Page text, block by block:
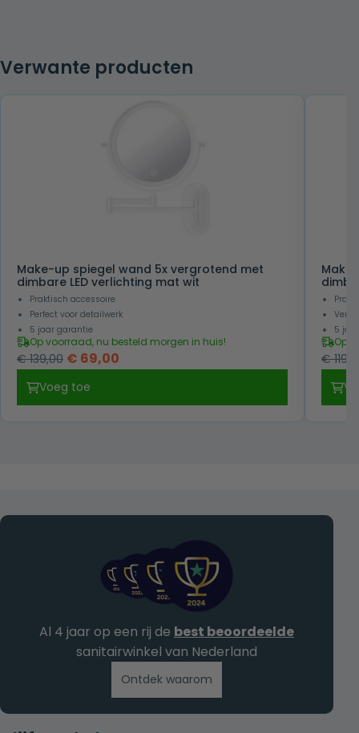
Verwante producten
Make-up spiegel wand 5x vergrotend met
dimbare LED verlichting mat wit
Praktisch accessoire
Perfect voor detailwerk
5 jaar garantie
Op voorraad, nu besteld morgen in huis!
€139,00 Oorspronkelijke
was:
€ 139,00.
€ 69,00
€ 69,00.
Voeg toe
5
Op
€
Al 4 jaar op een rij de best beoordeelde
sanitairwinkel van Nederland
Ontdek waarom